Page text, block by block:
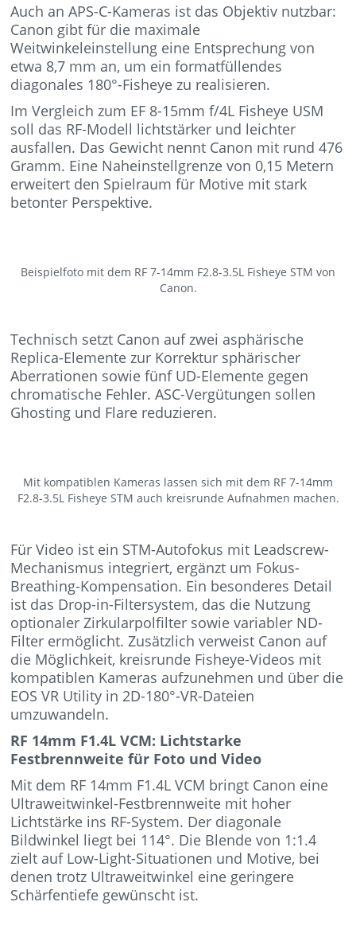
Auch an APS-C-Kameras ist das Objektiv nutzbar:
Canon gibt für die maximale
Weitwinkeleinstellung eine Entsprechung von
etwa 8,7 mm an, um ein formatfüllendes
diagonales 180°-Fisheye zu realisieren.
Im Vergleich zum EF 8-15mm f/4L Fisheye USM
soll das RF-Modell lichtstärker und leichter
ausfallen. Das Gewicht nennt Canon mit rund 476
Gramm. Eine Naheinstellgrenze von 0,15 Metern
erweitert den Spielraum für Motive mit stark
betonter Perspektive.
Beispielfoto mit dem RF 7-14mm F2.8-3.5L Fisheye STM von
Canon.
Technisch setzt Canon auf zwei asphärische
Replica-Elemente zur Korrektur sphärischer
Aberrationen sowie fünf UD-Elemente gegen
chromatische Fehler. ASC-Vergütungen sollen
Ghosting und Flare reduzieren.
Mit kompatiblen Kameras lassen sich mit dem RF 7-14mm
F2.8-3.5L Fisheye STM auch kreisrunde Aufnahmen machen.
Für Video ist ein STM-Autofokus mit Leadscrew-
Mechanismus integriert, ergänzt um Fokus-
Breathing-Kompensation. Ein besonderes Detail
ist das Drop-in-Filtersystem, das die Nutzung
optionaler Zirkularpolfilter sowie variabler ND-
Filter ermöglicht. Zusätzlich verweist Canon auf
die Möglichkeit, kreisrunde Fisheye-Videos mit
kompatiblen Kameras aufzunehmen und über die
EOS VR Utility in 2D-180°-VR-Dateien
umzuwandeln.
RF 14mm F1.4L VCM: Lichtstarke
Festbrennweite für Foto und Video
Mit dem RF 14mm F1.4L VCM bringt Canon eine
Ultraweitwinkel-Festbrennweite mit hoher
Lichtstärke ins RF-System. Der diagonale
Bildwinkel liegt bei 114°. Die Blende von 1:1.4
zielt auf Low-Light-Situationen und Motive, bei
denen trotz Ultraweitwinkel eine geringere
Schärfentiefe gewünscht ist.